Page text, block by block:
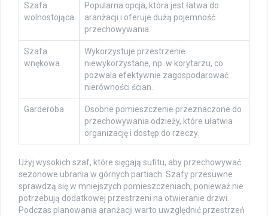
Szafa
wolnostojąca
Popularna opcja, która jest łatwa do
aranżacji i oferuje dużą pojemność
przechowywania.
Szafa
wnękowa
Wykorzystuje przestrzenie
niewykorzystane, np. w korytarzu, co
pozwala efektywnie zagospodarować
nierówności ścian.
Garderoba
Osobne pomieszczenie przeznaczone do
przechowywania odzieży, które ułatwia
organizację i dostęp do rzeczy.
Użyj wysokich szaf, które sięgają sufitu, aby przechowywać
sezonowe ubrania w górnych partiach. Szafy przesuwne
sprawdzą się w mniejszych pomieszczeniach, ponieważ nie
potrzebują dodatkowej przestrzeni na otwieranie drzwi.
Podczas planowania aranżacji warto uwzględnić przestrzeń